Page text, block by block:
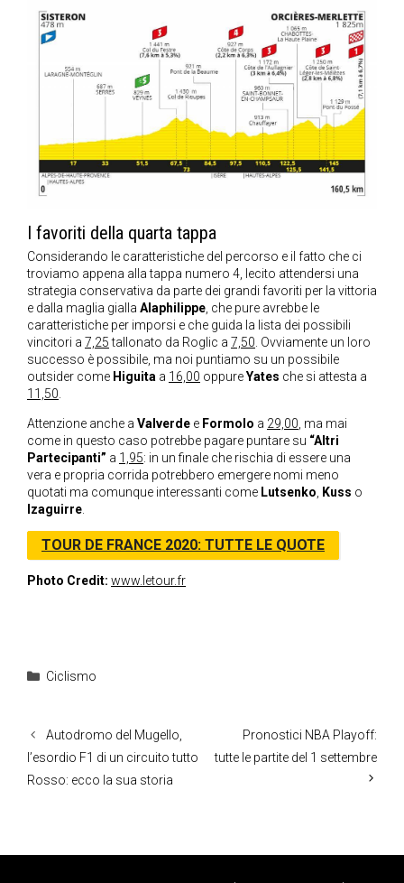
I favoriti della quarta tappa
Considerando le caratteristiche del percorso e il fatto che ci
troviamo appena alla tappa numero 4, lecito attendersi una
strategia conservativa da parte dei grandi favoriti per la vittoria
e dalla maglia gialla Alaphilippe, che pure avrebbe le
caratteristiche per imporsi e che guida la lista dei possibili
vincitori a 7,25tallonato da Roglic a 7,50. Ovviamente un loro
successo è possibile, ma noi puntiamo su un possibile
outsider come Higuita a 16,00 oppureYates che si attesta a
11,50.
Attenzione anche a Valverde e Formolo a 29,00, ma mai
come in questo caso potrebbe pagare puntare su “Altri
Partecipanti” a 1,95: in un finale che rischia di essere una
vera e propria corrida potrebbero emergere nomi meno
quotati ma comunque interessanti come Lutsenko, Kuss o
Izaguirre.
TOUR DE FRANCE 2020: TUTTE LE QUOTE
Photo Credit: www.letour.fr
Categorie
Ciclismo
Autodromo del Mugello,
l’esordio F1 di un circuito tutto
Rosso: ecco la sua storia
Pronostici NBA Playoff:
tutte le partite del 1 settembre